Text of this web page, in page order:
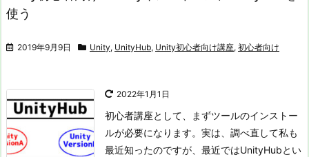
使う
2019年9月9日 Unity, UnityHub, Unity初心者向け講座, 初心者向け
2022年1月1日
初心者講座として、まずツールのインストー
ルが必要になります。 実は、調べ直して私も
最近知ったのですが、最近ではUnityHubとい